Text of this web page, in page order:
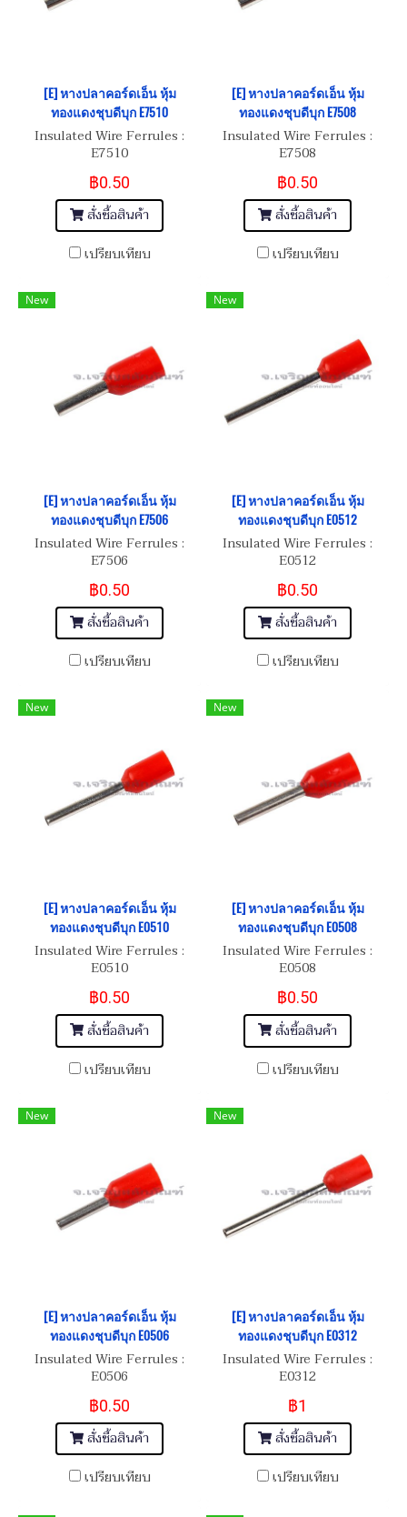
[E] หางปลาคอร์ดเอ็น หุ้ม
ทองแดงชุบดีบุก E7510
Insulated Wire Ferrules :
E7510
฿0.50
สั่งซื้อสินค้า
เปรียบเทียบ
[E] หางปลาคอร์ดเอ็น หุ้ม
ทองแดงชุบดีบุก E7508
Insulated Wire Ferrules :
E7508
฿0.50
สั่งซื้อสินค้า
เปรียบเทียบ
New
[E] หางปลาคอร์ดเอ็น หุ้ม
ทองแดงชุบดีบุก E7506
Insulated Wire Ferrules :
E7506
฿0.50
สั่งซื้อสินค้า
เปรียบเทียบ
New
[E] หางปลาคอร์ดเอ็น หุ้ม
ทองแดงชุบดีบุก E0512
Insulated Wire Ferrules :
E0512
฿0.50
สั่งซื้อสินค้า
เปรียบเทียบ
New
[E] หางปลาคอร์ดเอ็น หุ้ม
ทองแดงชุบดีบุก E0510
Insulated Wire Ferrules :
E0510
฿0.50
สั่งซื้อสินค้า
เปรียบเทียบ
New
[E] หางปลาคอร์ดเอ็น หุ้ม
ทองแดงชุบดีบุก E0508
Insulated Wire Ferrules :
E0508
฿0.50
สั่งซื้อสินค้า
เปรียบเทียบ
New
[E] หางปลาคอร์ดเอ็น หุ้ม
ทองแดงชุบดีบุก E0506
Insulated Wire Ferrules :
E0506
฿0.50
สั่งซื้อสินค้า
เปรียบเทียบ
New
[E] หางปลาคอร์ดเอ็น หุ้ม
ทองแดงชุบดีบุก E0312
Insulated Wire Ferrules :
E0312
฿1
สั่งซื้อสินค้า
เปรียบเทียบ